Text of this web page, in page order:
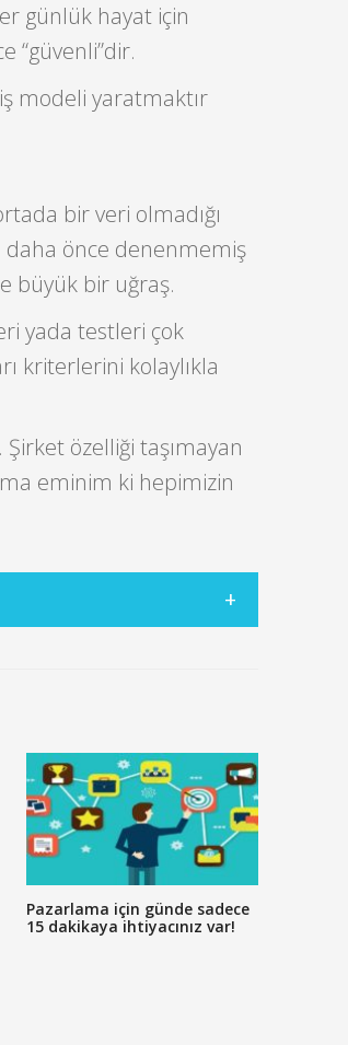
günlük hayat için
“güvenli”dir.
modeli yaratmaktır
bir veri olmadığı
daha önce denenmemiş
büyük bir uğraş.
yada testleri çok
kriterlerini kolaylıkla
özelliği taşımayan
eminim ki hepimizin
Pazarlama için günde sadece
15 dakikaya ihtiyacınız var!